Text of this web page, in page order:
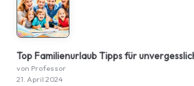
Top Familienurlaub Tipps für
von Professor
21. April 2024